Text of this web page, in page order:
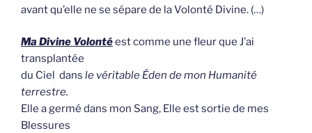
avant qu’elle ne se sépare de la Volonté Divine. (…)
Ma Divine Volontéest comme une fleur que J’ai
transplantée
du Ciel dans le véritable Éden de mon Humanité
terrestre.
Elle a germé dans mon Sang, Elle est sortie de mes
Blessures